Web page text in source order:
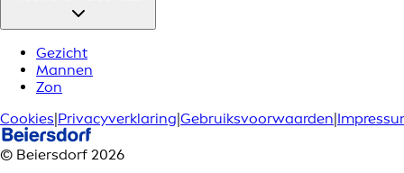
Gezicht
Mannen
Zon
Cookies Privacyverklaring Gebruiksvoorwaarden
© Beiersdorf 2026